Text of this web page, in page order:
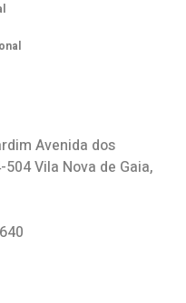
Avenida dos
Vila Nova de Gaia,